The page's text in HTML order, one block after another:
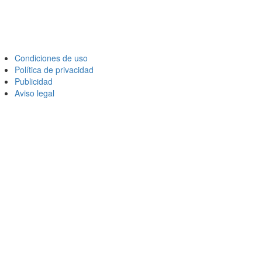
Condiciones de uso
Política de privacidad
Publicidad
Aviso legal